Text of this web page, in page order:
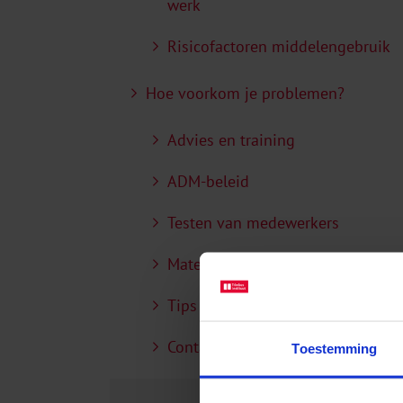
Toestemming
werk
Risicofactoren middelengebruik
Hoe voorkom je problemen?
Advies en training
ADM-beleid
Testen van medewerkers
Materialen
Tips
Contact